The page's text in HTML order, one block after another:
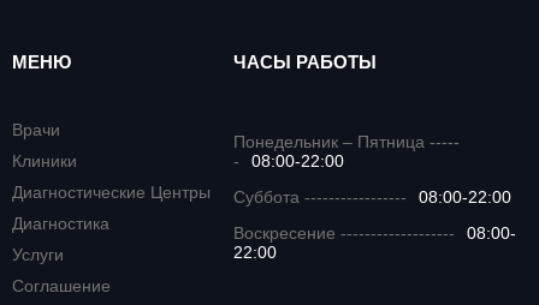
МЕНЮ
Врачи
Клиники
Диагностические Центры
Диагностика
Услуги
Соглашение
ЧАСЫ РАБОТЫ
Понедельник – Пятница -----
-
08:00-22:00
Суббота -----------------
08:00-22:00
Воскресение -------------------
08:00-
22:00